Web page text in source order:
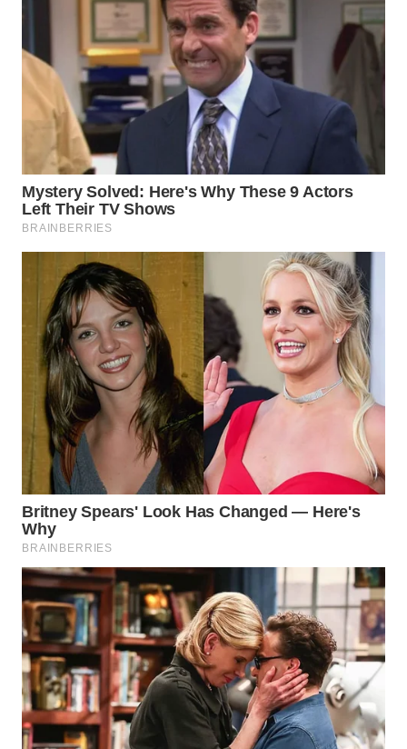
WN
KARAWANG
WN
BEKASI
WN
BOGOR
DEPOK
WN
TAPANULI
UTARA
WN
SAMOSIR
WN
PADANG
LAWAS
WN
SUMEDANG
WN
CIANJUR
WN
KEPULAUAN
SERIBU